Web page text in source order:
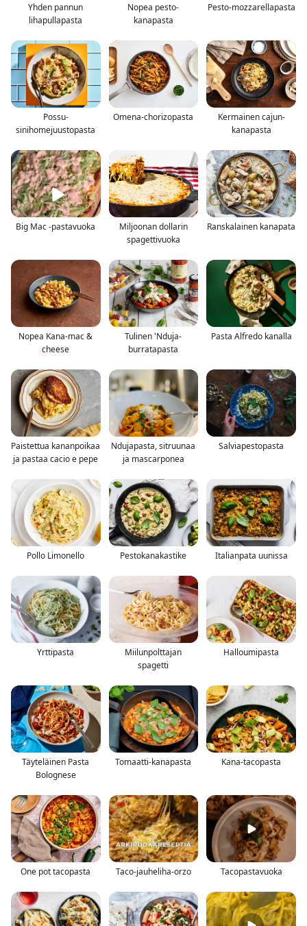
Yhden pannun
lihapullapasta
Nopea pesto-
kanapasta
Pesto-mozzarellapasta
Possu-
sinihomejuustopasta
Omena-chorizopasta
Kermainen cajun-
kanapasta
Big Mac -pastavuoka
Miljoonan dollarin
spagettivuoka
Ranskalainen kanapata
Nopea Kana-mac &
cheese
Tulinen 'Nduja-
burratapasta
Pasta Alfredo kanalla
Paistettua kananpoikaa
ja pastaa cacio e pepe
Ndujapasta, sitruunaa
ja mascarponea
Salviapestopasta
Pollo Limonello Pestokanakastike Italianpata uunissa
Yrttipasta
Miilunpolttajan
spagetti
Halloumipasta
Täyteläinen Pasta
Bolognese
Tomaatti-kanapasta Kana-tacopasta
One pot tacopasta Taco-jauheliha-orzo Tacopastavuoka